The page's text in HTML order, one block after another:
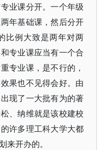
业课分开。一个年级
年基础课，然后分开
比例大致是两年对两
专业课应当有一个合
专业课，是不行的，
果也不见得会好。由
现了一大批有为的著
、纳维就是该校建校
许多理工科大学大都
来开办的。